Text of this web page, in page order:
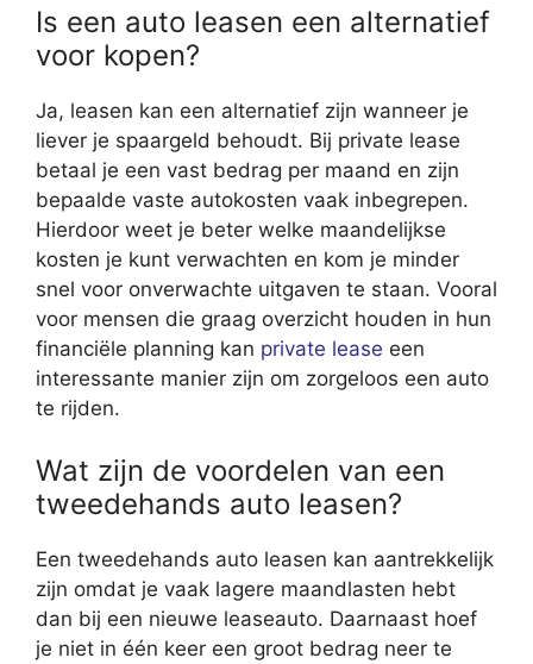
Is een auto leasen een alternatief
voor kopen?
Ja, leasen kan een alternatief zijn wanneer je
liever je spaargeld behoudt. Bij private lease
betaal je een vast bedrag per maand en zijn
bepaalde vaste autokosten vaak inbegrepen.
Hierdoor weet je beter welke maandelijkse
kosten je kunt verwachten en kom je minder
snel voor onverwachte uitgaven te staan. Vooral
voor mensen die graag overzicht houden in hun
financiële planning kan private lease een
interessante manier zijn om zorgeloos een auto
te rijden.
Wat zijn de voordelen van een
tweedehands auto leasen?
Een tweedehands auto leasen kan aantrekkelijk
zijn omdat je vaak lagere maandlasten hebt
dan bij een nieuwe leaseauto. Daarnaast hoef
je niet in één keer een groot bedrag neer te